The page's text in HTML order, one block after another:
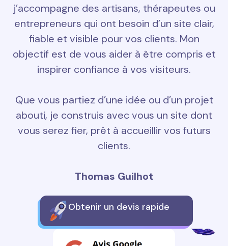
j’accompagne des artisans, thérapeutes ou
entrepreneurs qui ont besoin d’un site clair,
fiable et visible pour vos clients. Mon
objectif est de vous aider à être compris et
inspirer confiance à vos visiteurs.
Que vous partiez d’une idée ou d’un projet
abouti, je construis avec vous un site dont
vous serez fier, prêt à accueillir vos futurs
clients.
Thomas Guilhot
Obtenir un devis rapide